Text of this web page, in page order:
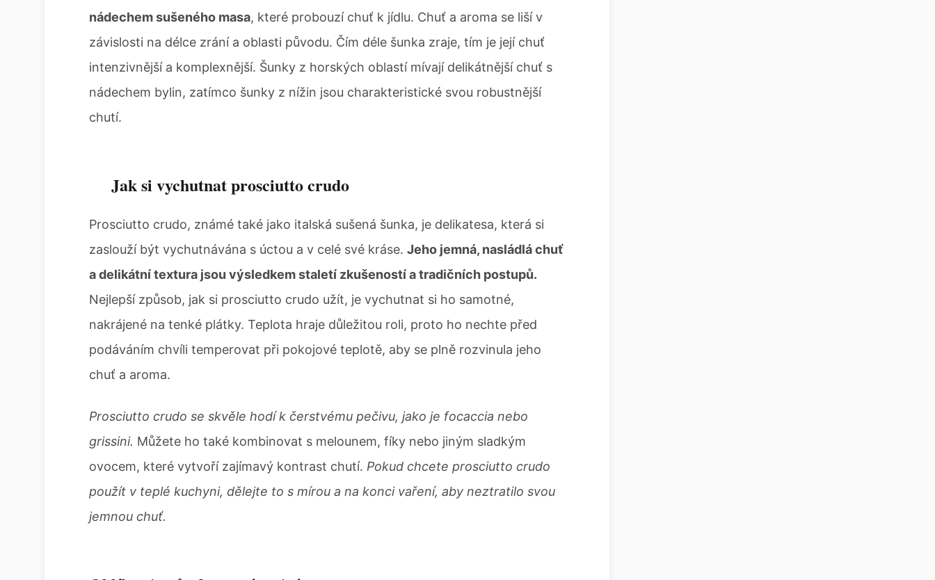
nádechem sušeného masa, které probouzí chuť k jídlu. Chuť a aroma se liší v
závislosti na délce zrání a oblasti původu. Čím déle šunka zraje, tím je její chuť
intenzivnější a komplexnější. Šunky z horských oblastí mívají delikátnější chuť s
nádechem bylin, zatímco šunky z nížin jsou charakteristické svou robustnější
chutí.
Jak si vychutnat prosciutto crudo
Prosciutto crudo, známé také jako italská sušená šunka, je delikatesa, která si
zaslouží být vychutnávána s úctou a v celé své kráse. Jeho jemná, nasládlá chuť
a delikátní textura jsou výsledkem staletí zkušeností a tradičních postupů.
Nejlepší způsob, jak si prosciutto crudo užít, je vychutnat si ho samotné,
nakrájené na tenké plátky. Teplota hraje důležitou roli, proto ho nechte před
podáváním chvíli temperovat při pokojové teplotě, aby se plně rozvinula jeho
chuť a aroma.
Prosciutto crudo se skvěle hodí k čerstvému pečivu, jako je focaccia nebo
grissini. Můžete ho také kombinovat s melounem, fíky nebo jiným sladkým
ovocem, které vytvoří zajímavý kontrast chutí. Pokud chcete prosciutto crudo
použít v teplé kuchyni, dělejte to s mírou a na konci vaření, aby neztratilo svou
jemnou chuť.